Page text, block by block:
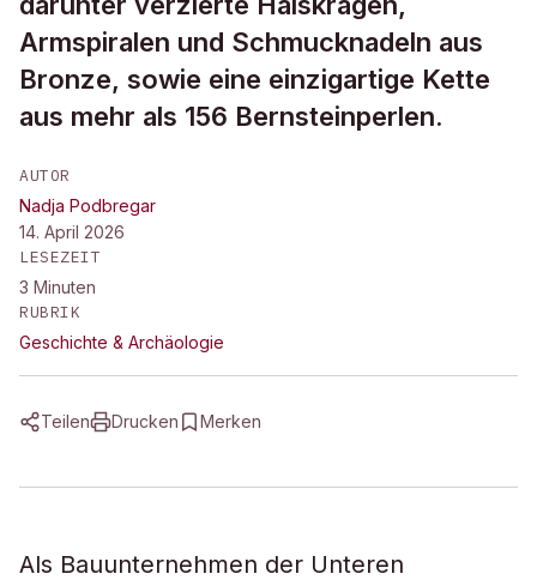
Armspiralen und Schmucknadeln aus
Bronze, sowie eine einzigartige Kette
aus mehr als 156 Bernsteinperlen.
AUTOR
Nadja Podbregar
14. April 2026
LESEZEIT
3 Minuten
RUBRIK
Geschichte & Archäologie
Teilen Drucken Merken
Als Bauunternehmen der Unteren